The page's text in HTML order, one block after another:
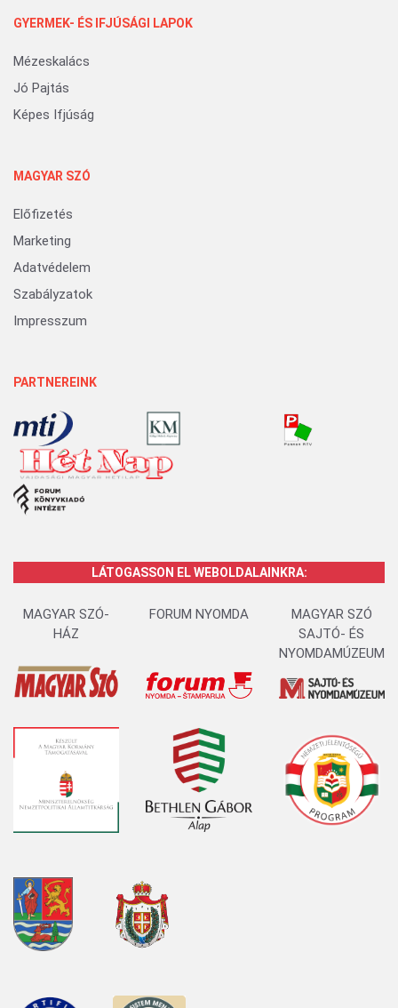
GYERMEK- ÉS IFJÚSÁGI LAPOK
Mézeskalács
Jó Pajtás
Képes Ifjúság
MAGYAR SZÓ
Előfizetés
Marketing
Adatvédelem
Szabályzatok
Impresszum
PARTNEREINK
LÁTOGASSON EL WEBOLDALAINKRA:
MAGYAR SZÓ-
HÁZ
FORUM NYOMDA
MAGYAR SZÓ
SAJTÓ- ÉS
NYOMDAMÚZEUM